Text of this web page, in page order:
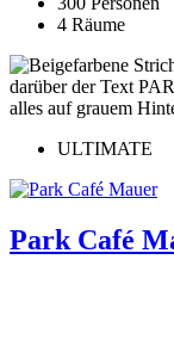
4 Räume
ULTIMATE
Park Café